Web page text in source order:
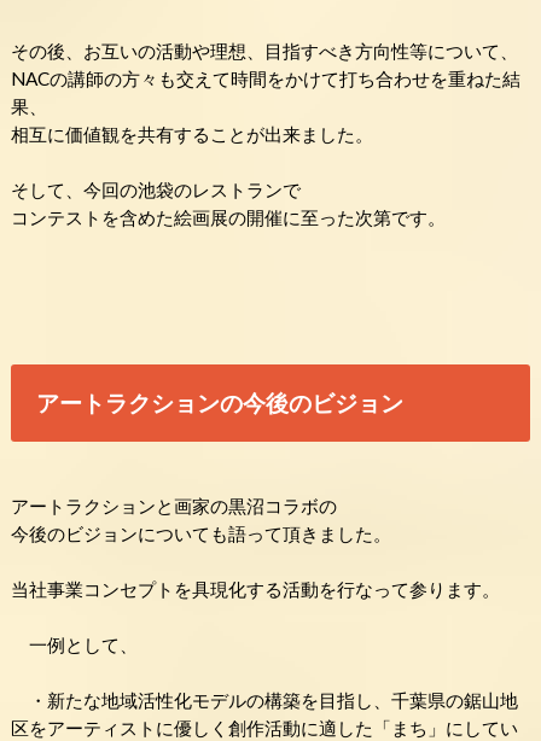
その後、お互いの活動や理想、目指すべき方向性等について、
NACの講師の方々も交えて時間をかけて打ち合わせを重ねた結
果、
相互に価値観を共有することが出来ました。
そして、今回の池袋のレストランで
コンテストを含めた絵画展の開催に至った次第です。
アートラクションの今後のビジョン
アートラクションと画家の黒沼コラボの
今後のビジョンについても語って頂きました。
当社事業コンセプトを具現化する活動を行なって参ります。
一例として、
・新たな地域活性化モデルの構築を目指し、 千葉県の鋸山地
区をアーティストに優しく創作活動に適した「 まち」にしてい